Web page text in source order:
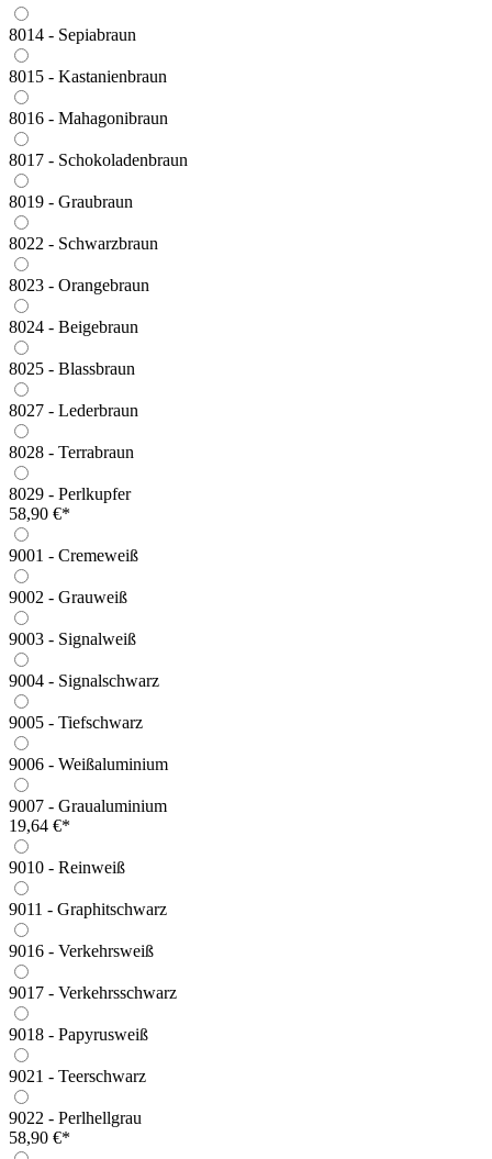
8014 - Sepiabraun
8015 - Kastanienbraun
8016 - Mahagonibraun
8017 - Schokoladenbraun
8019 - Graubraun
8022 - Schwarzbraun
8023 - Orangebraun
8024 - Beigebraun
8025 - Blassbraun
8027 - Lederbraun
8028 - Terrabraun
8029 - Perlkupfer
58,90 €*
9001 - Cremeweiß
9002 - Grauweiß
9003 - Signalweiß
9004 - Signalschwarz
9005 - Tiefschwarz
9006 - Weißaluminium
9007 - Graualuminium
19,64 €*
9010 - Reinweiß
9011 - Graphitschwarz
9016 - Verkehrsweiß
9017 - Verkehrsschwarz
9018 - Papyrusweiß
9021 - Teerschwarz
9022 - Perlhellgrau
58,90 €*